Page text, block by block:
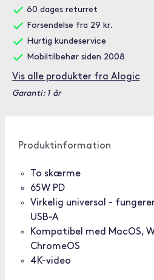
60 dages returret
Forsendelse fra 29 kr.
Hurtig kundeservice
Mobiltilbehør siden 2008
Vis alle produkter fra Alogic
Garanti: 1 år
Produktinformation
To skærme
65W PD
Virkelig universal -
USB-A
Kompatibel med MacOS,
ChromeOS
4K-video